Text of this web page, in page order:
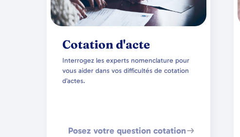
Cotation d'acte
Interrogez les experts nomenclature pour
vous aider dans vos difficultés de cotation
d’actes.
Posez votre question cotation